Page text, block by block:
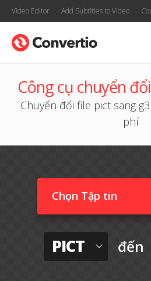
Video Editor Add Subtitles to Video
Công cụ chuyển
Chuyển đổi file pict sang
phí
Chọn Tập tin
PICT đến